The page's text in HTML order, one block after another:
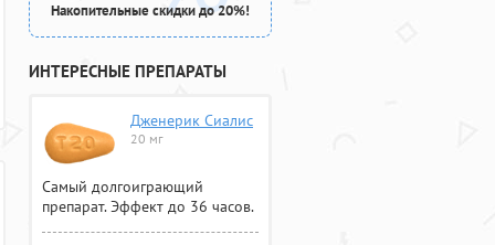
Накопительные скидки до 20%!
ИНТЕРЕСНЫЕ ПРЕПАРАТЫ
Дженерик Сиалис
20 мг
Самый долгоиграющий
препарат. Эффект до 36 часов.